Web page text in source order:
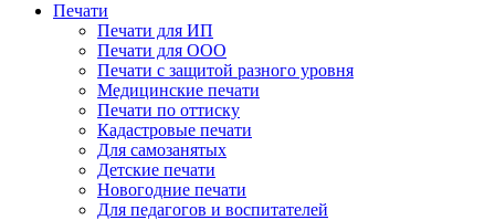
Печати
Печати для ИП
Печати для ООО
Печати с защитой разного уровня
Медицинские печати
Печати по оттиску
Кадастровые печати
Для самозанятых
Детские печати
Новогодние печати
Для педагогов и воспитателей